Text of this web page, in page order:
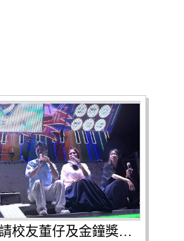
晚會邀請校友董仔及金鐘獎兒少節目主持人王伯源擔任主持